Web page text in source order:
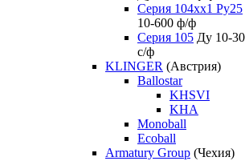
Серия 104xx1 Ру25
10-600 ф/ф
Серия 105 Ду 10-
с/ф
KLINGER (Австрия)
Ballostar
KHSVI
KHA
Monoball
Ecoball
Armatury Group (Чехия)